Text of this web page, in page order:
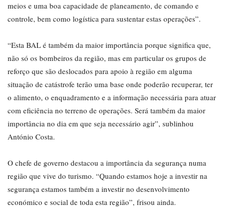
meios e uma boa capacidade de planeamento, de comando e
controle, bem como logística para sustentar estas operações”.
“Esta BAL é também da maior importância porque significa que,
não só os bombeiros da região, mas em particular os grupos de
reforço que são deslocados para apoio à região em alguma
situação de catástrofe terão uma base onde poderão recuperar, ter
o alimento, o enquadramento e a informação necessária para atuar
com eficiência no terreno de operações. Será também da maior
importância no dia em que seja necessário agir”, sublinhou
António Costa.
O chefe de governo destacou a importância da segurança numa
região que vive do turismo. “Quando estamos hoje a investir na
segurança estamos também a investir no desenvolvimento
económico e social de toda esta região”, frisou ainda.